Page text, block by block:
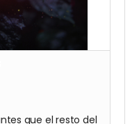
que el resto del